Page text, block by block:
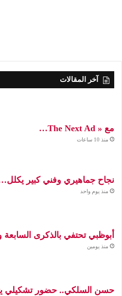
آخر المقالات
مع « The Next Ad…
منذ 10 ساعات
نجاح جماهيري وفني كبير
منذ يوم واحد
أبوظبي تحتفي بالذكرى
منذ يومين
حسن السلكي.. حضور تشكيلي